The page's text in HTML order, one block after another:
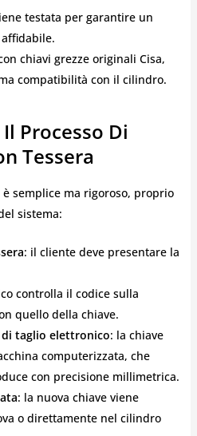
testata per garantire un
chiavi grezze originali Cisa,
compatibilità con il cilindro.
Processo Di
Tessera
semplice ma rigoroso, proprio
sistema:
: il cliente deve presentare la
controlla il codice sulla
quello della chiave.
taglio elettronico: la chiave
computerizzata, che
con precisione millimetrica.
: la nuova chiave viene
o direttamente nel cilindro